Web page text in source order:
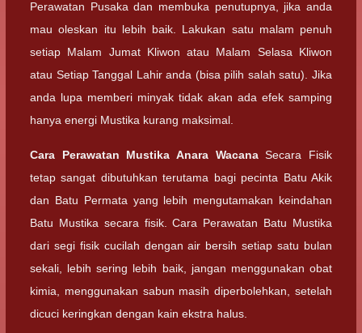
Perawatan Pusaka dan membuka penutupnya, jika anda
mau oleskan itu lebih baik. Lakukan satu malam penuh
setiap Malam Jumat Kliwon atau Malam Selasa Kliwon
atau Setiap Tanggal Lahir anda (bisa pilih salah satu). Jika
anda lupa memberi minyak tidak akan ada efek samping
hanya energi Mustika kurang maksimal.
Cara Perawatan Mustika Anara WacanaSecara Fisik
tetap sangat dibutuhkan terutama bagi pecinta Batu Akik
dan Batu Permata yang lebih mengutamakan keindahan
Batu Mustika secara fisik. Cara Perawatan Batu Mustika
dari segi fisik cucilah dengan air bersih setiap satu bulan
sekali, lebih sering lebih baik, jangan menggunakan obat
kimia, menggunakan sabun masih diperbolehkan, setelah
dicuci keringkan dengan kain ekstra halus.